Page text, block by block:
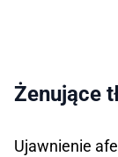
Żenujące
Ujawnienie